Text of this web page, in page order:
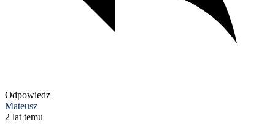
Odpowiedz
Mateusz
2 lat temu